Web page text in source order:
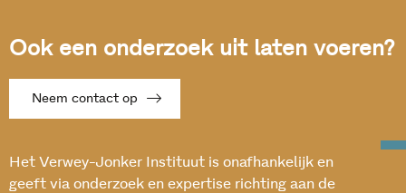
Ook een onderzoek uit laten voeren?
Neem contact op
Het Verwey-Jonker Instituut is onafhankelijk en
geeft via onderzoek en expertise richting aan de